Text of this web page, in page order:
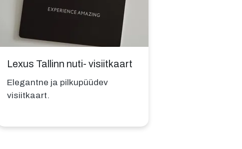
Lexus Tallinn nuti- visiitkaart
Elegantne ja pilkupüüdev
visiitkaart.